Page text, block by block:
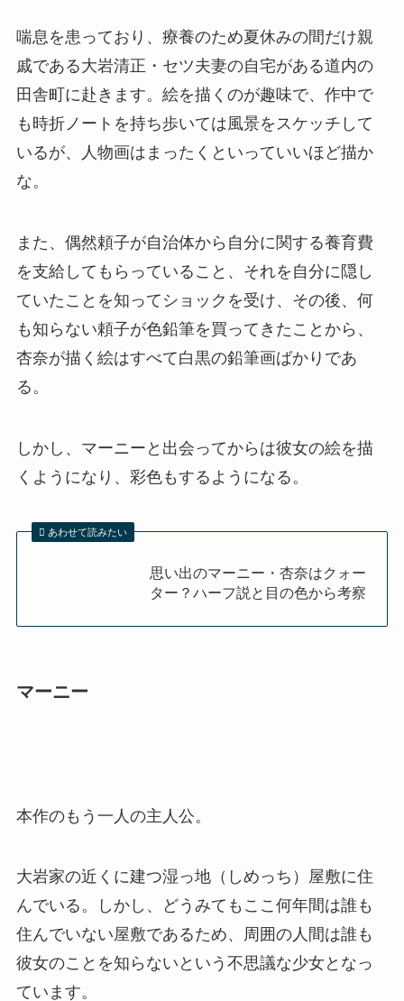
喘息を患っており、療養のため夏休みの間だけ親
戚である大岩清正・セツ夫妻の自宅がある道内の
田舎町に赴きます。絵を描くのが趣味で、作中で
も時折ノートを持ち歩いては風景をスケッチして
いるが、人物画はまったくといっていいほど描か
な。
また、偶然頼子が自治体から自分に関する養育費
を支給してもらっていること、それを自分に隠し
ていたことを知ってショックを受け、その後、何
も知らない頼子が色鉛筆を買ってきたことから、
杏奈が描く絵はすべて白黒の鉛筆画ばかりであ
る。
しかし、マーニーと出会ってからは彼女の絵を描
くようになり、彩色もするようになる。
あわせて読みたい
思い出のマーニー・杏奈はクォー
ター？ハーフ説と目の色から考察
マーニー
本作のもう一人の主人公。
大岩家の近くに建つ湿っ地（しめっち）屋敷に住
んでいる。しかし、どうみてもここ何年間は誰も
住んでいない屋敷であるため、周囲の人間は誰も
彼女のことを知らないという不思議な少女となっ
ています。